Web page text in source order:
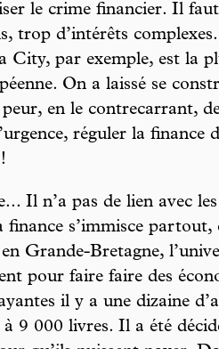
le crime financier. Il
trop d’intérêts
City, par exemple, est la
On a laissé se
en le contrecarrant,
réguler la finance
Il n’a pas de lien avec
finance s’immisce partout,
Grande-Bretagne,
pour faire faire des
il y a une dizaine
à 9 000 livres. Il a été